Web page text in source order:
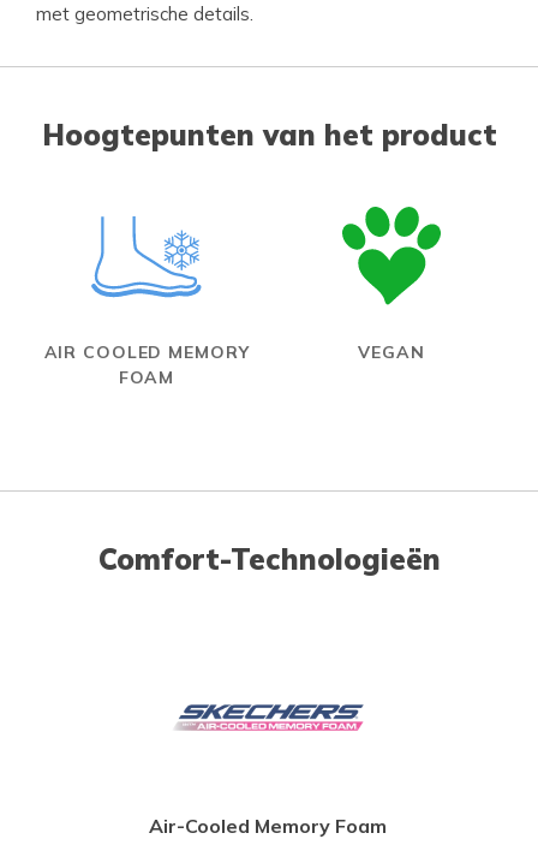
met geometrische details.
Hoogtepunten van het product
AIR COOLED MEMORY
FOAM
VEGAN
Comfort-Technologieën
Air-Cooled Memory Foam